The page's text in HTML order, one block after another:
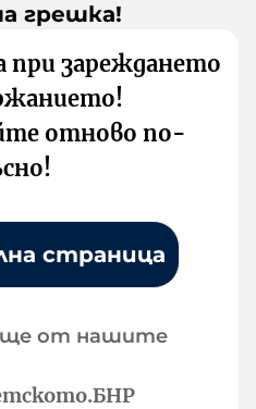
грешка!
при зареждането
отново по-
страница
от нашите